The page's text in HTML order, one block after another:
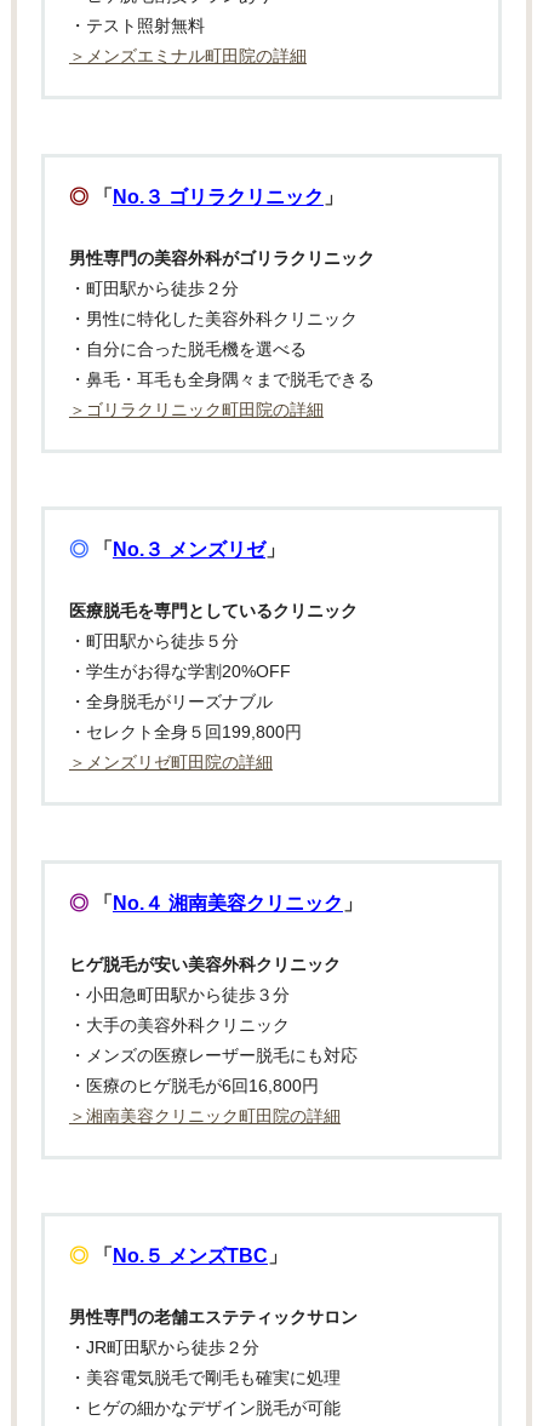
・テスト照射無料
＞メンズエミナル町田院の詳細
◎「 No.３ ゴリラクリニック 」
男性専門の美容外科がゴリラクリニック
・町田駅から徒歩２分
・男性に特化した美容外科クリニック
・自分に合った脱毛機を選べる
・鼻毛・耳毛も全身隅々まで脱毛できる
＞ゴリラクリニック町田院の詳細
◎「 No.３ メンズリゼ」
医療脱毛を専門としているクリニック
・町田駅から徒歩５分
・学生がお得な学割20%OFF
・全身脱毛がリーズナブル
・セレクト全身５回199,800円
＞メンズリゼ町田院の詳細
◎「 No.４ 湘南美容クリニック 」
ヒゲ脱毛が安い美容外科クリニック
・小田急町田駅から徒歩３分
・大手の美容外科クリニック
・メンズの医療レーザー脱毛にも対応
・医療のヒゲ脱毛が6回16,800円
＞湘南美容クリニック町田院の詳細
◎「 No.５ メンズTBC 」
男性専門の老舗エステティックサロン
・JR町田駅から徒歩２分
・美容電気脱毛で剛毛も確実に処理
・ヒゲの細かなデザイン脱毛が可能